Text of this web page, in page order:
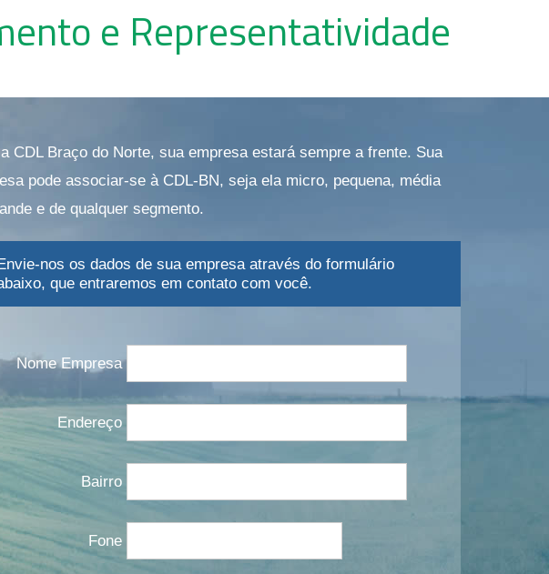
e Representatividade
CDL Braço do Norte, sua empresa estará sempre a frente. Sua
pode associar-se à CDL-BN, seja ela micro, pequena, média
e de qualquer segmento.
nos os dados de sua empresa através do formulário
que entraremos em contato com você.
Nome Empresa
Endereço
Bairro
Fone